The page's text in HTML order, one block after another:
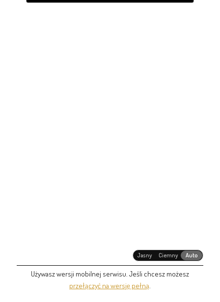
Jasny Ciemny Auto
Używasz wersji mobilnej serwisu. Jeśli chcesz możesz
przełączyć na wersję pełną